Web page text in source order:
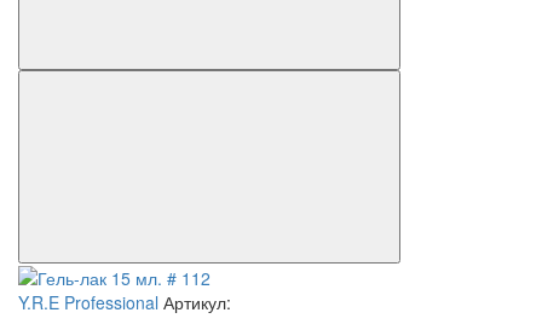
Y.R.E Professional Артикул: